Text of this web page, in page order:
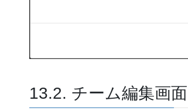
13.2. チーム編集画面